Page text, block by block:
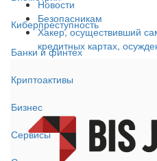
Киберпреступность
Банки и финтех
Криптоактивы
Бизнес
Сервисы
Новости
Безопасникам
Хакер, осуществивший
кредитных картах,